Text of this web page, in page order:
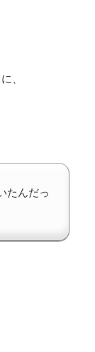
、
たんだっ